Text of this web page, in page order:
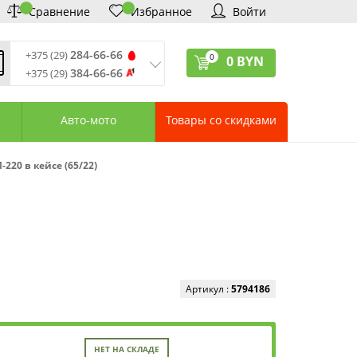
Сравнение Избранное Войти
+375 (29)284-66-66
+375 (29)384-66-66
10:00—18:00
(17) 388-66-33
«Удачник»
СЦ «Удачник»
0 0 BYN
Авто-мото Товары со скидками
в кейсе (65/22)
Артикул :5794186
НЕТ НА СКЛАДЕ